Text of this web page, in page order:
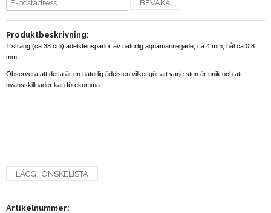
BEVAKA
Produktbeskrivning:
1 sträng (ca 38 cm) ädelstenspärlor av naturlig aquamarine jade, ca 4 mm, hål ca 0,8
mm
Observera att detta är en naturlig ädelsten vilket gör att varje sten är unik och att
nyansskillnader kan förekomma
LÄGG I ÖNSKELISTA
Artikelnummer: